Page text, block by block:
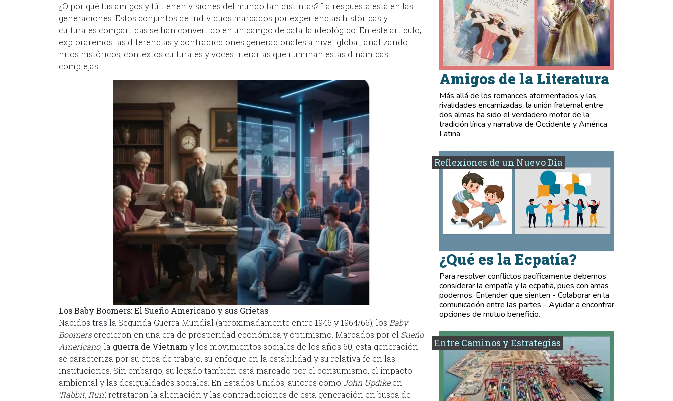
¿O por qué tus amigos y tú tienen visiones del mundo tan distintas? La respuesta está en las
generaciones. Estos conjuntos de individuos marcados por experiencias históricas y
culturales compartidas se han convertido en un campo de batalla ideológico. En este artículo,
exploraremos las diferencias y contradicciones generacionales a nivel global, analizando
hitos históricos, contextos culturales y voces literarias que iluminan estas dinámicas
complejas.
Los Baby Boomers: El Sueño Americano y sus Grietas
Nacidos tras la Segunda Guerra Mundial (aproximadamente entre 1946 y 1964/66), los Baby
Boomerscrecieron en una era de prosperidad económica y optimismo. Marcados por el Sueño
Americano, la guerra de Vietnam y los movimientos sociales de los años 60, esta generación
se caracteriza por su ética de trabajo, su enfoque en la estabilidad y su relativa fe en las
instituciones. Sin embargo, su legado también está marcado por el consumismo, el impacto
ambiental y las desigualdades sociales. En Estados Unidos, autores como John Updikeen
‘Rabbit, Run’, retrataron la alienación y las contradicciones de esta generación en busca de
Amigos de la Literatura
Más allá de los romances atormentados y las
rivalidades encarnizadas, la unión fraternal entre
dos almas ha sido el verdadero motor de la
tradición lírica y narrativa de Occidente y América
Latina.
Reflexiones de un Nuevo Día
¿Qué es la Ecpatía?
Para resolver conflictos pacíficamente debemos
considerar la empatía y la ecpatia, pues con amas
podemos: Entender que sienten - Colaborar en la
comunicación entre las partes - Ayudar a encontrar
opciones de mutuo beneficio.
Entre Caminos y Estrategias